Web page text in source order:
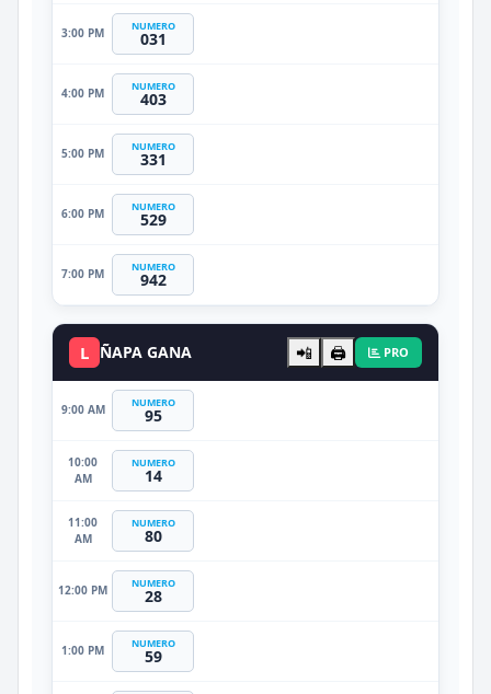
3:00 PM NUMERO
031
4:00 PM NUMERO
403
5:00 PM NUMERO
331
6:00 PM NUMERO
529
7:00 PM NUMERO
942
L ÑAPA GANA 📲 🖨️ PRO
9:00 AM NUMERO
95
10:00
AM
NUMERO
14
11:00
AM
NUMERO
80
12:00 PM NUMERO
28
1:00 PM NUMERO
59